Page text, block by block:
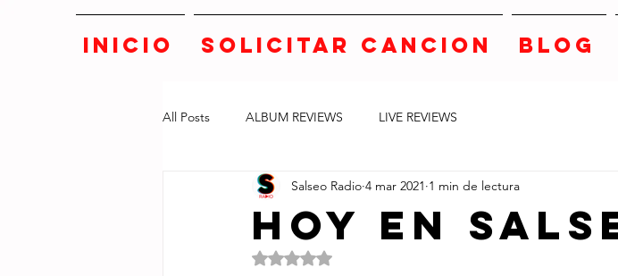
INICIO SOLICITAR CANCION BLOG
All Posts ALBUM REVIEWS LIVE REVIEWS
Hoy en
Salseo Radio 4 mar 2021 1 min de lectura
Obtuvo NaN de 5 estrellas.